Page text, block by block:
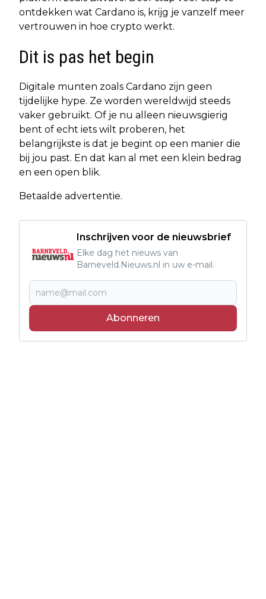
ontdekken wat Cardano is, krijg je vanzelf meer
vertrouwen in hoe crypto werkt.
Dit is pas het begin
Digitale munten zoals Cardano zijn geen
tijdelijke hype. Ze worden wereldwijd steeds
vaker gebruikt. Of je nu alleen nieuwsgierig
bent of echt iets wilt proberen, het
belangrijkste is dat je begint op een manier die
bij jou past. En dat kan al met een klein bedrag
en een open blik.
Betaalde advertentie.
Inschrijven voor de nieuwsbrief
Elke dag het nieuws van
Barneveld.Nieuws.nl in uw e-mail.
Abonneren